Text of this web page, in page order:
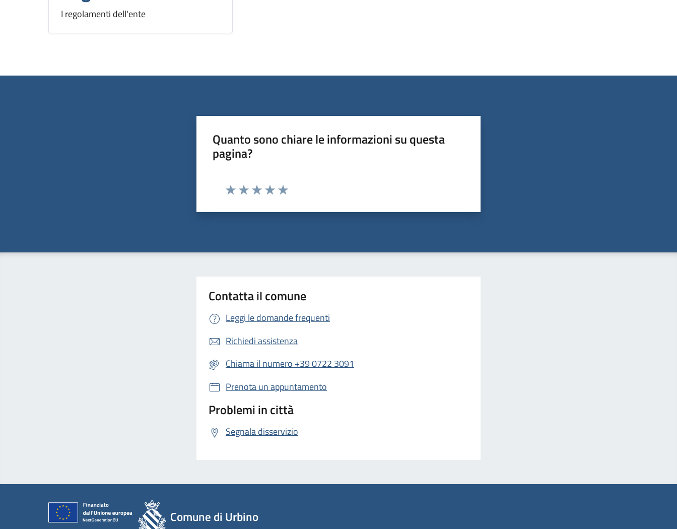
I regolamenti dell'ente
Quanto sono chiare le informazioni su questa
pagina?
Valuta da 1 a 5 stelle la pagina
Contatta il comune
Leggi le domande frequenti
Richiedi assistenza
Chiama il numero +39 0722 3091
Prenota un appuntamento
Problemi in città
Segnala disservizio
Comune di Urbino